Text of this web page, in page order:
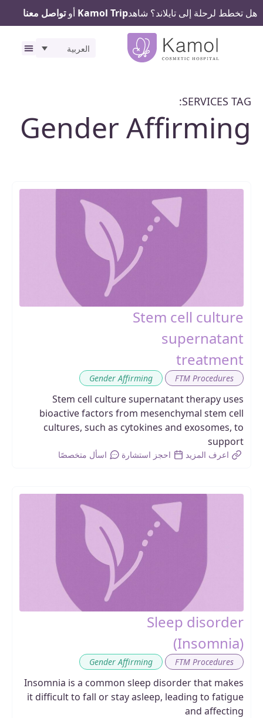
هل تخطط لرحلة إلى تايلاند؟ شاهدKamol Trip أوتواصل معنا
العربية
SERVICES TAG:
Gender Affirming
Stem cell culture
supernatant
treatment
FTM Procedures
Gender Affirming
Stem cell culture supernatant therapy uses
bioactive factors from mesenchymal stem cell
cultures, such as cytokines and exosomes, to
support
اعرف المزيد احجز استشارة اسأل متخصصًا
Sleep disorder
(Insomnia)
FTM Procedures
Gender Affirming
Insomnia is a common sleep disorder that makes
it difficult to fall or stay asleep, leading to fatigue
and affecting